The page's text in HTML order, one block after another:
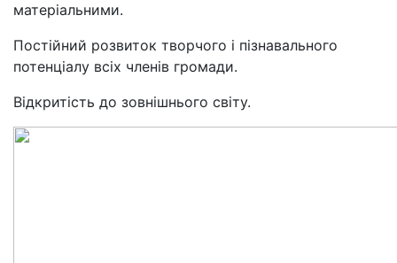
матеріальними.
Постійний розвиток творчого і пізнавального
потенціалу всіх членів громади.
Відкритість до зовнішнього світу.